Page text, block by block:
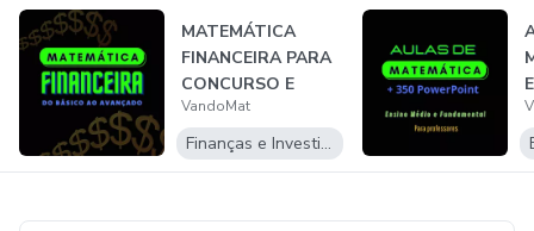
MATEMÁTICA
FINANCEIRA PARA
CONCURSO E
PARA O
COTIDIANO
VandoMat
Finanças e Investimentos